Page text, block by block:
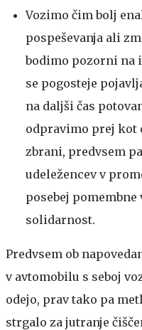
Vozimo čim bolj
pospeševanja ali
bodimo pozorni na
se pogosteje
na daljši čas
odpravimo prej kot
zbrani, predvsem
udeležencev v
posebej
solidarnost.
Predvsem ob
v avtomobilu s seboj
odejo, prav tako pa
strgalo za jutranje